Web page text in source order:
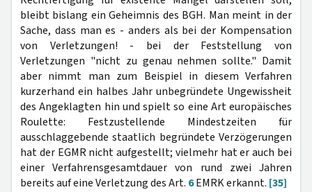
bleibt bislang ein Geheimnis des BGH. Man meint in der
Sache, dass man es - anders als bei der Kompensation
von Verletzungen! - bei der Feststellung von
Verletzungen "nicht zu genau nehmen sollte." Damit
aber nimmt man zum Beispiel in diesem Verfahren
kurzerhand ein halbes Jahr unbegründete Ungewissheit
des Angeklagten hin und spielt so eine Art europäisches
Roulette: Festzustellende Mindestzeiten für
ausschlaggebende staatlich begründete Verzögerungen
hat der EGMR nicht aufgestellt; vielmehr hat er auch bei
einer Verfahrensgesamtdauer von rund zwei Jahren
bereits auf eine Verletzung des Art. 6EMRK erkannt. [35]